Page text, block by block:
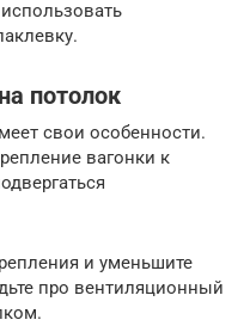
потолок
свои особенности.
вагонки к
и уменьшите
про вентиляционный